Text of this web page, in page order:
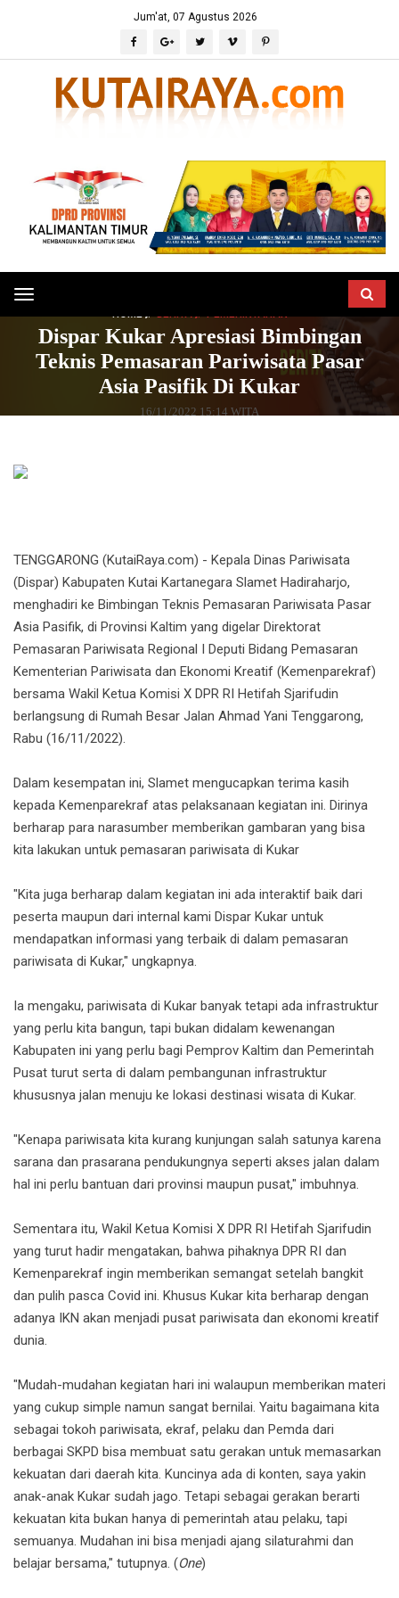
Jum'at, 07 Agustus 2026
Toggle
navigation
Dispar Kukar Apresiasi Bimbingan
Teknis Pemasaran Pariwisata Pasar
Asia Pasifik Di Kukar
16/11/2022 15:14 WITA
TENGGARONG (KutaiRaya.com) - Kepala Dinas Pariwisata
(Dispar) Kabupaten Kutai Kartanegara Slamet Hadiraharjo,
menghadiri ke Bimbingan Teknis Pemasaran Pariwisata Pasar
Asia Pasifik, di Provinsi Kaltim yang digelar Direktorat
Pemasaran Pariwisata Regional I Deputi Bidang Pemasaran
Kementerian Pariwisata dan Ekonomi Kreatif (Kemenparekraf)
bersama Wakil Ketua Komisi X DPR RI Hetifah Sjarifudin
berlangsung di Rumah Besar Jalan Ahmad Yani Tenggarong,
Rabu (16/11/2022).
Dalam kesempatan ini, Slamet mengucapkan terima kasih
kepada Kemenparekraf atas pelaksanaan kegiatan ini. Dirinya
berharap para narasumber memberikan gambaran yang bisa
kita lakukan untuk pemasaran pariwisata di Kukar
"Kita juga berharap dalam kegiatan ini ada interaktif baik dari
peserta maupun dari internal kami Dispar Kukar untuk
mendapatkan informasi yang terbaik di dalam pemasaran
pariwisata di Kukar," ungkapnya.
Ia mengaku, pariwisata di Kukar banyak tetapi ada infrastruktur
yang perlu kita bangun, tapi bukan didalam kewenangan
Kabupaten ini yang perlu bagi Pemprov Kaltim dan Pemerintah
Pusat turut serta di dalam pembangunan infrastruktur
khususnya jalan menuju ke lokasi destinasi wisata di Kukar.
"Kenapa pariwisata kita kurang kunjungan salah satunya karena
sarana dan prasarana pendukungnya seperti akses jalan dalam
hal ini perlu bantuan dari provinsi maupun pusat," imbuhnya.
Sementara itu, Wakil Ketua Komisi X DPR RI Hetifah Sjarifudin
yang turut hadir mengatakan, bahwa pihaknya DPR RI dan
Kemenparekraf ingin memberikan semangat setelah bangkit
dan pulih pasca Covid ini. Khusus Kukar kita berharap dengan
adanya IKN akan menjadi pusat pariwisata dan ekonomi kreatif
dunia.
"Mudah-mudahan kegiatan hari ini walaupun memberikan materi
yang cukup simple namun sangat bernilai. Yaitu bagaimana kita
sebagai tokoh pariwisata, ekraf, pelaku dan Pemda dari
berbagai SKPD bisa membuat satu gerakan untuk memasarkan
kekuatan dari daerah kita. Kuncinya ada di konten, saya yakin
anak-anak Kukar sudah jago. Tetapi sebagai gerakan berarti
kekuatan kita bukan hanya di pemerintah atau pelaku, tapi
semuanya. Mudahan ini bisa menjadi ajang silaturahmi dan
belajar bersama," tutupnya. (One)